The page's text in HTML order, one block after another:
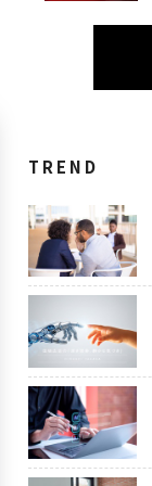
TREND